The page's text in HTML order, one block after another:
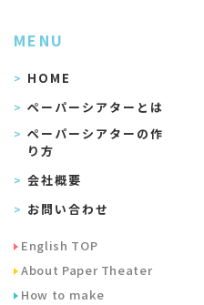
MENU
HOME
ペーパーシアターとは
ペーパーシアターの作
り方
会社概要
お問い合わせ
English TOP
About Paper Theater
How to make